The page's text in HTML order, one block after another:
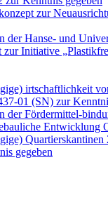
zur
Hanse- und
Initiative
irtschaftlichkeit
01 (SN) zur
Fördermittel-
Entwicklung
gegeben